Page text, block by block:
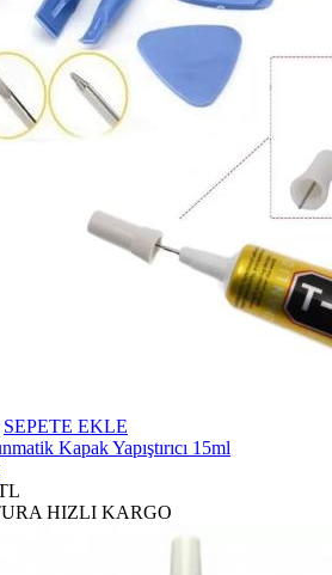
SEPETE EKLE
Kapak Yapıştırıcı 15ml
HIZLI KARGO